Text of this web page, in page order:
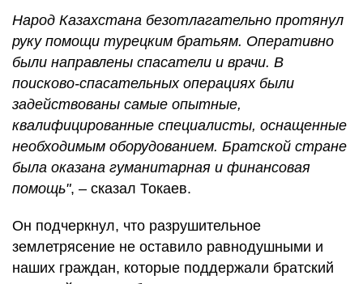
Народ Казахстана безотлагательно протянул
руку помощи турецким братьям. Оперативно
были направлены спасатели и врачи. В
поисково-спасательных операциях были
задействованы самые опытные,
квалифицированные специалисты, оснащенные
необходимым оборудованием. Братской стране
была оказана гуманитарная и финансовая
помощь", – сказал Токаев.
Он подчеркнул, что разрушительное
землетрясение не оставило равнодушными и
наших граждан, которые поддержали братский